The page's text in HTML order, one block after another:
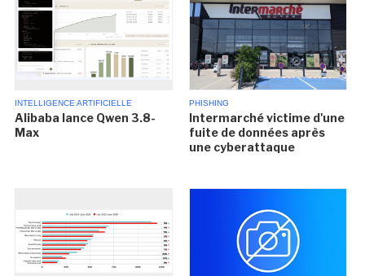
INTELLIGENCE ARTIFICIELLE
Alibaba lance Qwen 3.8-
Max
PHISHING
Intermarché victime d'une
fuite de données après
une cyberattaque